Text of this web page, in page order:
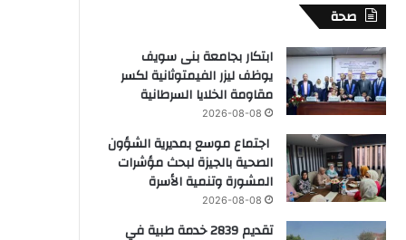
صحة
ابتكار بجامعة بنى سويف
يوظف ليزر الفيمتوثانية لكسر
مقاومة الخلايا السرطانية
2026-08-08
اجتماع موسع بمديرية الشؤون
الصحية بالجيزة لبحث مؤشرات
المشورة وتنمية الأسرة
2026-08-08
تقديم 2839 خدمة طبية في